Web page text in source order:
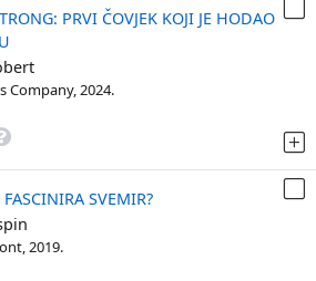
PRVI ČOVJEK KOJI JE HODAO
U
Company, 2024.
SVEMIR?
2019.